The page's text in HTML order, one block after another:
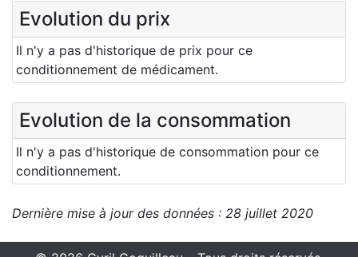
Evolution du prix
Il n'y a pas d'historique de prix pour ce
conditionnement de médicament.
Evolution de la consommation
Il n'y a pas d'historique de consommation pour ce
conditionnement.
Dernière mise à jour des données : 28 juillet 2020